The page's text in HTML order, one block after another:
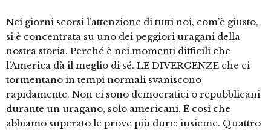
Nei giorni scorsi l’attenzione di tutti noi, com’è giusto,
si è concentrata su uno dei peggiori uragani della
nostra storia. Perché è nei momenti difficili che
l’America dà il meglio di sé. LE DIVERGENZE che ci
tormentano in tempi normali svaniscono
rapidamente. Non ci sono democratici o repubblicani
durante un uragano, solo americani. È così che
abbiamo superato le prove più dure: insieme. Quattro